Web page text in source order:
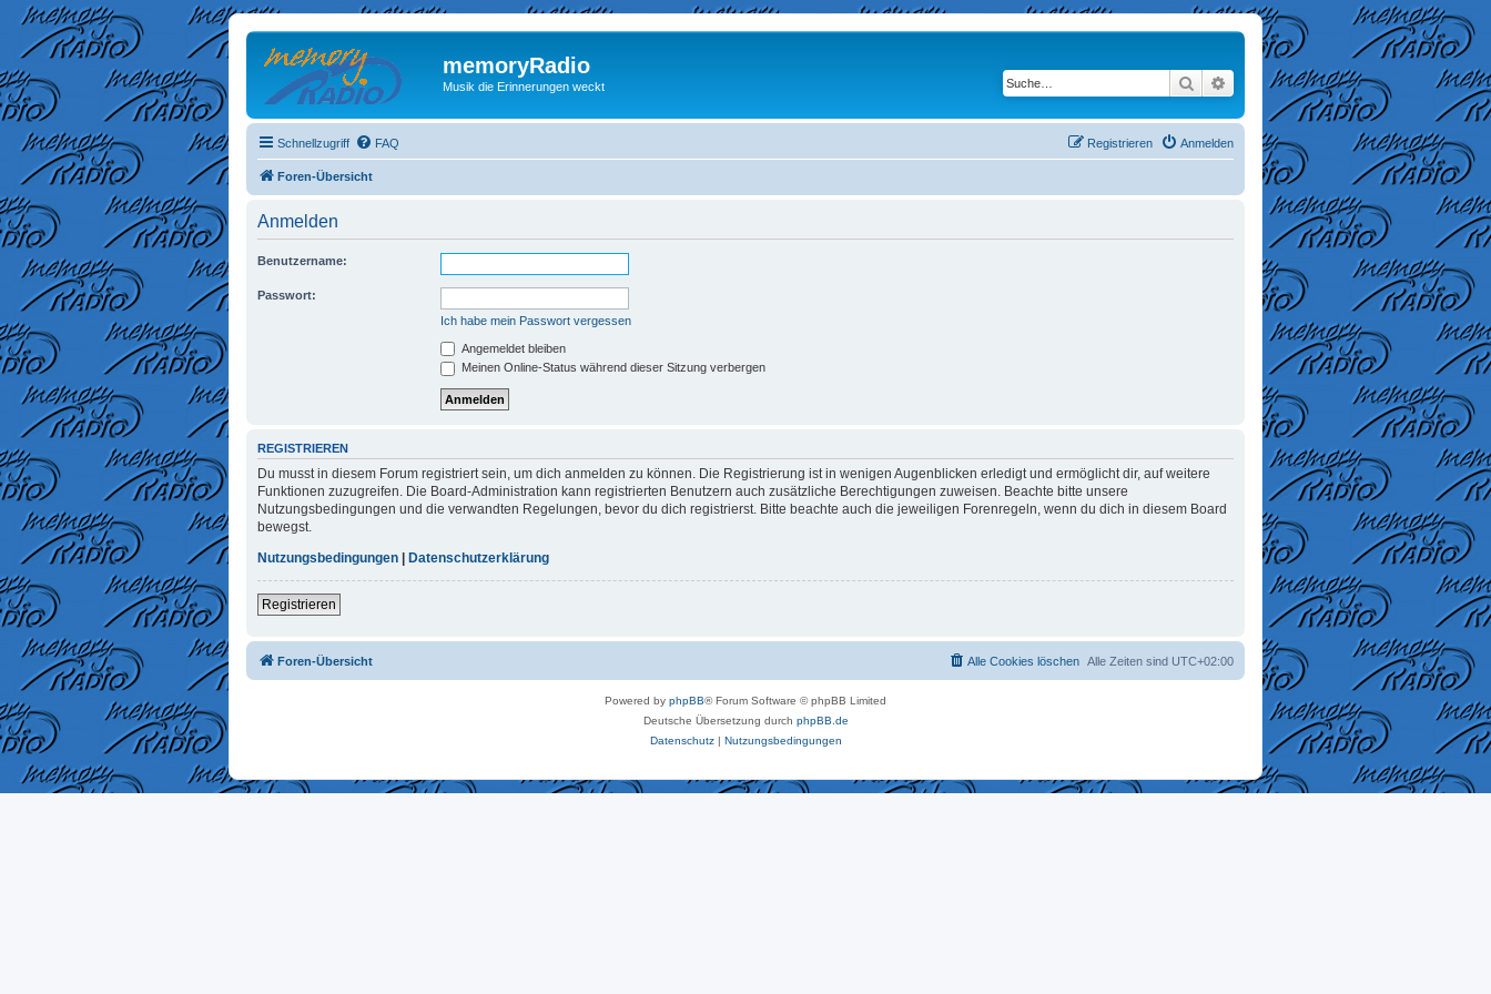
memoryRadio
Musik die Erinnerungen weckt Suche Erweiterte Suche
Schnellzugriff FAQ Anmelden
Registrieren
Foren-Übersicht
Anmelden
Benutzername:
Passwort:
Ich habe mein Passwort vergessen
Angemeldet bleiben
Meinen Online-Status während dieser Sitzung verbergen
REGISTRIEREN
Du musst in diesem Forum registriert sein, um dich anmelden zu können. Die Registrierung ist in wenigen Augenblicken erledigt und ermöglicht dir, auf weitere
Funktionen zuzugreifen. Die Board-Administration kann registrierten Benutzern auch zusätzliche Berechtigungen zuweisen. Beachte bitte unsere
Nutzungsbedingungen und die verwandten Regelungen, bevor du dich registrierst. Bitte beachte auch die jeweiligen Forenregeln, wenn du dich in diesem Board
bewegst.
Nutzungsbedingungen
Datenschutzerklärung
Registrieren
Foren-Übersicht Alle Zeiten sind UTC+02:00
Alle Cookies löschen
Powered by phpBB® Forum Software © phpBB Limited
Deutsche Übersetzung durch phpBB.de
Datenschutz| Nutzungsbedingungen